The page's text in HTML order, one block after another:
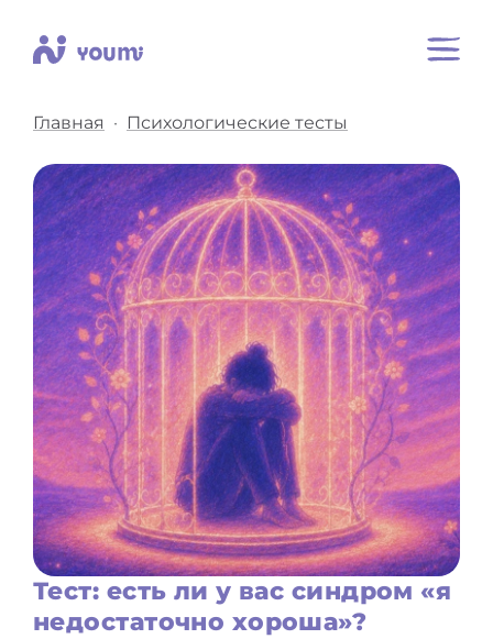
Главная Психологические тесты
Тест: есть ли у вас синдром «я
недостаточно хороша»?